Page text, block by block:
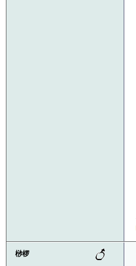
桫椤